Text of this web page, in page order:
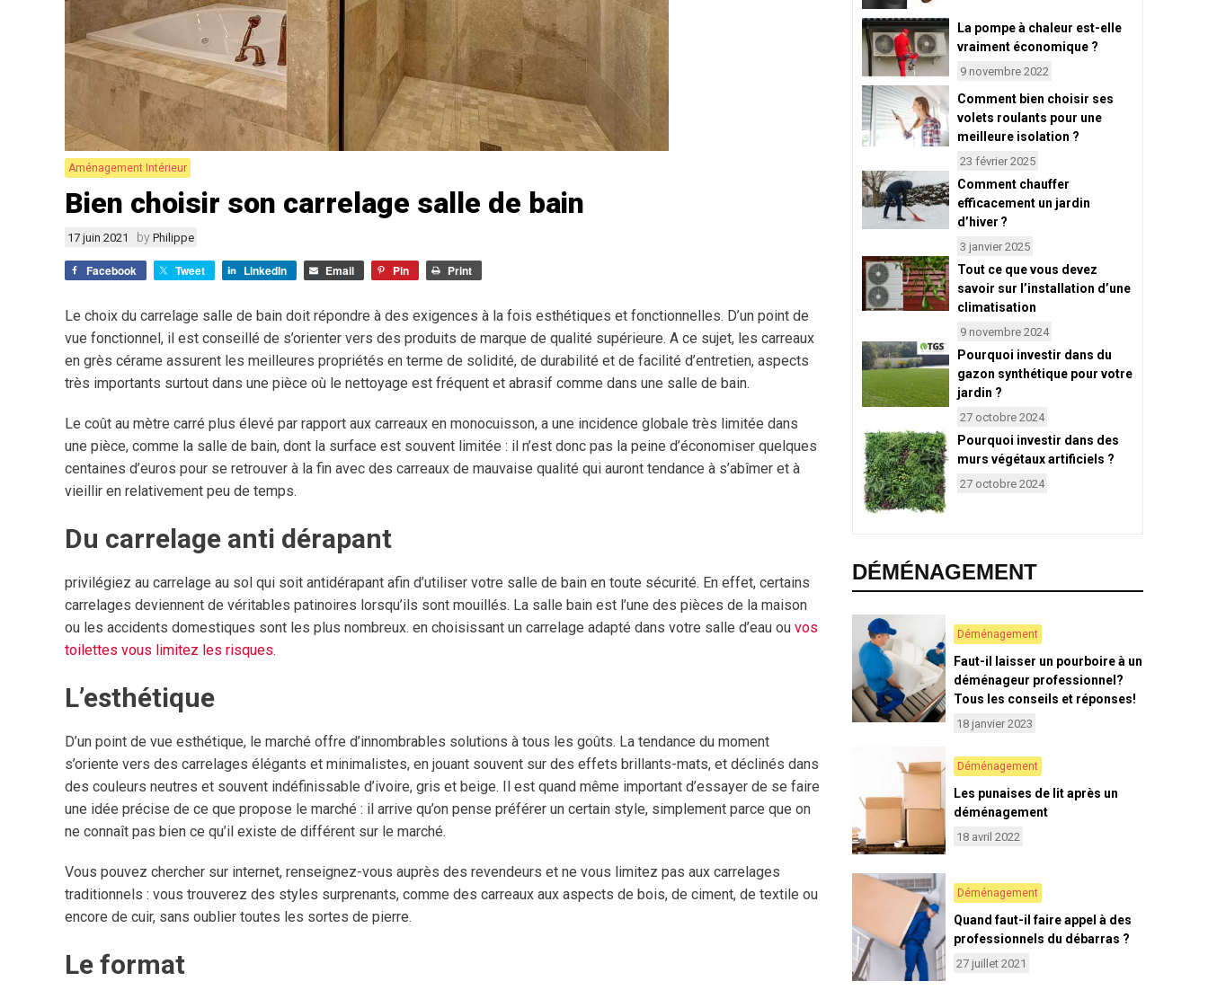
Aménagement Intérieur
Bien choisir son carrelage salle de bain
17 juin 2021 by Philippe
Facebook Tweet LinkedIn Email Pin Print
Le choix du carrelage salle de bain doit répondre à des exigences à la fois esthétiques et fonctionnelles. D’un point de
vue fonctionnel, il est conseillé de s’orienter vers des produits de marque de qualité supérieure. A ce sujet, les carreaux
en grès cérame assurent les meilleures propriétés en terme de solidité, de durabilité et de facilité d’entretien, aspects
très importants surtout dans une pièce où le nettoyage est fréquent et abrasif comme dans une salle de bain.
Le coût au mètre carré plus élevé par rapport aux carreaux en monocuisson, a une incidence globale très limitée dans
une pièce, comme la salle de bain, dont la surface est souvent limitée : il n’est donc pas la peine d’économiser quelques
centaines d’euros pour se retrouver à la fin avec des carreaux de mauvaise qualité qui auront tendance à s’abîmer et à
vieillir en relativement peu de temps.
Du carrelage anti dérapant
privilégiez au carrelage au sol qui soit antidérapant afin d’utiliser votre salle de bain en toute sécurité. En effet, certains
carrelages deviennent de véritables patinoires lorsqu’ils sont mouillés. La salle bain est l’une des pièces de la maison
ou les accidents domestiques sont les plus nombreux. en choisissant un carrelage adapté dans votre salle d’eau ou vos
toilettes vous limitez les risques.
L’esthétique
D’un point de vue esthétique, le marché offre d’innombrables solutions à tous les goûts. La tendance du moment
s’oriente vers des carrelages élégants et minimalistes, en jouant souvent sur des effets brillants-mats, et déclinés dans
des couleurs neutres et souvent indéfinissable d’ivoire, gris et beige. Il est quand même important d’essayer de se faire
une idée précise de ce que propose le marché : il arrive qu’on pense préférer un certain style, simplement parce que on
ne connaît pas bien ce qu’il existe de différent sur le marché.
Vous pouvez chercher sur internet, renseignez-vous auprès des revendeurs et ne vous limitez pas aux carrelages
traditionnels : vous trouverez des styles surprenants, comme des carreaux aux aspects de bois, de ciment, de textile ou
encore de cuir, sans oublier toutes les sortes de pierre.
Le format
La pompe à chaleur est-elle
vraiment économique ?
9 novembre 2022
Comment bien choisir ses
volets roulants pour une
meilleure isolation ?
23 février 2025
Comment chauffer
efficacement un jardin
d’hiver ?
3 janvier 2025
Tout ce que vous devez
savoir sur l’installation d’une
climatisation
9 novembre 2024
Pourquoi investir dans du
gazon synthétique pour votre
jardin ?
27 octobre 2024
Pourquoi investir dans des
murs végétaux artificiels ?
27 octobre 2024
DÉMÉNAGEMENT
Déménagement
Faut-il laisser un pourboire à un
déménageur professionnel?
Tous les conseils et réponses!
18 janvier 2023
Déménagement
Les punaises de lit après un
déménagement
18 avril 2022
Déménagement
Quand faut-il faire appel à des
professionnels du débarras ?
27 juillet 2021